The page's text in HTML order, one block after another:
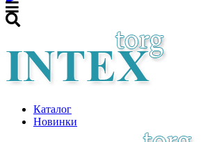
Каталог
Новинки